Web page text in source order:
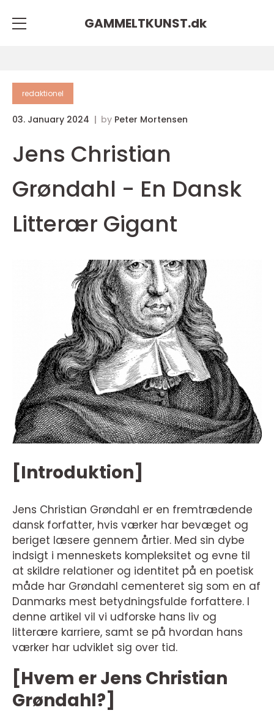
GAMMELTKUNST.dk
redaktionel
03. January 2024 by Peter Mortensen
Jens Christian
Grøndahl - En Dansk
Litterær Gigant
[Introduktion]
Jens Christian Grøndahl er en fremtrædende
dansk forfatter, hvis værker har bevæget og
beriget læsere gennem årtier. Med sin dybe
indsigt i menneskets kompleksitet og evne til
at skildre relationer og identitet på en poetisk
måde har Grøndahl cementeret sig som en af
Danmarks mest betydningsfulde forfattere. I
denne artikel vil vi udforske hans liv og
litterære karriere, samt se på hvordan hans
værker har udviklet sig over tid.
[Hvem er Jens Christian
Grøndahl?]